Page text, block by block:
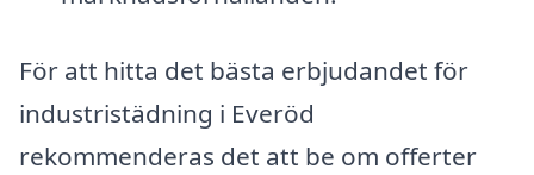
För att hitta det bästa erbjudandet för
industristädning i Everöd
rekommenderas det att be om offerter